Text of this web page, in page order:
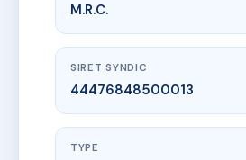
M.R.C.
SIRET SYNDIC
44476848500013
TYPE